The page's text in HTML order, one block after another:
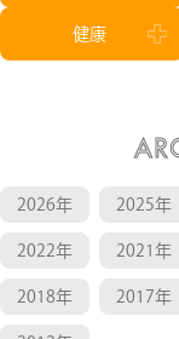
健康
2026年 2025年
2022年 2021年
2018年 2017年